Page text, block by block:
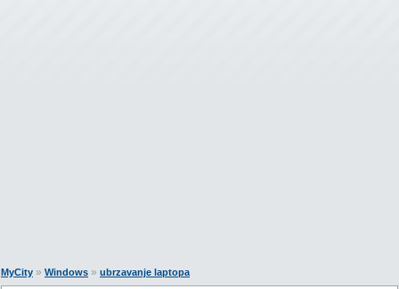
MyCity » Windows » ubrzavanje laptopa